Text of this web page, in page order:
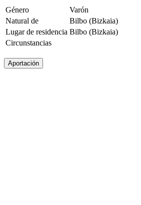
Género
Varón
Natural de
Bilbo (Bizkaia)
Lugar de residencia Bilbo (Bizkaia)
Circunstancias